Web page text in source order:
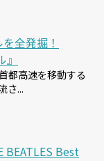
全発掘！
都高速を移動する
さ...
BEATLES Best